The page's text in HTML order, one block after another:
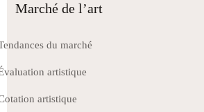
Marché de l’art
du marché
artistique
artistique